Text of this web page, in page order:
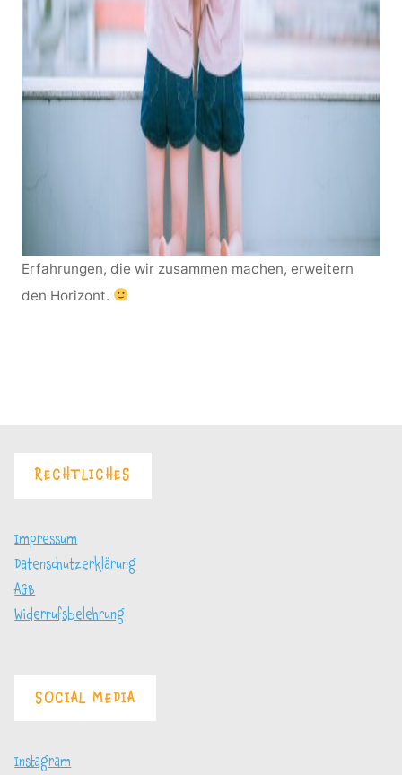
Erfahrungen, die wir zusammen machen, erweitern
den Horizont.
RECHTLICHES
Impressum
Datenschutzerklärung
AGB
Widerrufsbelehrung
SOCIAL MEDIA
Instagram